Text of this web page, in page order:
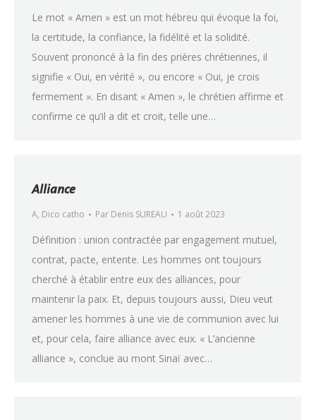
Le mot « Amen » est un mot hébreu qui évoque la foi,
la certitude, la confiance, la fidélité et la solidité.
Souvent prononcé à la fin des prières chrétiennes, il
signifie « Oui, en vérité », ou encore « Oui, je crois
fermement ». En disant « Amen », le chrétien affirme et
confirme ce qu’il a dit et croit, telle une…
Alliance
A, Dico catho Par Denis SUREAU 1 août 2023
Définition : union contractée par engagement mutuel,
contrat, pacte, entente. Les hommes ont toujours
cherché à établir entre eux des alliances, pour
maintenir la paix. Et, depuis toujours aussi, Dieu veut
amener les hommes à une vie de communion avec lui
et, pour cela, faire alliance avec eux. « L’ancienne
alliance », conclue au mont Sinaï avec…